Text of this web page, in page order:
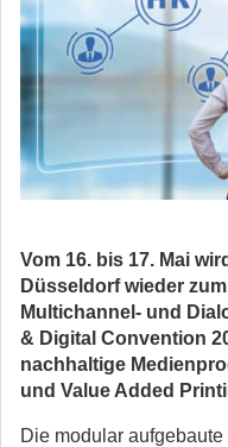
Vom 16. bis 17. Mai
Düsseldorf wieder
Multichannel- und
& Digital Convention
nachhaltige
und Value Added
Die modular